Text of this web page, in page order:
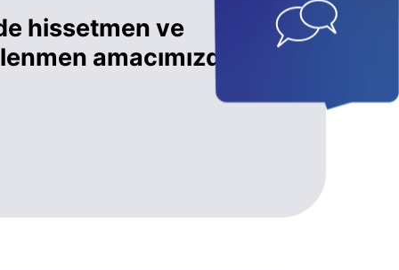
hissetmen ve
amacımızdır.